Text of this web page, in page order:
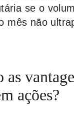
se o
mês não
as
ações?